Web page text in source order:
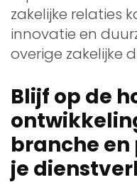
zakelijke relaties
innovatie en
overige zakelijke
Blijf op de
branche en
je